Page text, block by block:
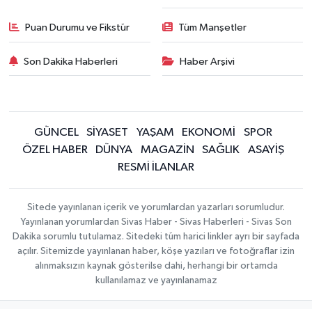
Puan Durumu ve Fikstür Tüm Manşetler
Son Dakika Haberleri Haber Arşivi
GÜNCEL SİYASET YAŞAM EKONOMİ
SPOR
ÖZEL HABER
DÜNYA MAGAZİN SAĞLIK
ASAYİŞ
RESMİ İLANLAR
Sitede yayınlanan içerik ve yorumlardan yazarları sorumludur.
Yayınlanan yorumlardan Sivas Haber - Sivas Haberleri - Sivas Son
Dakika sorumlu tutulamaz. Sitedeki tüm harici linkler ayrı bir sayfada
açılır. Sitemizde yayınlanan haber, köşe yazıları ve fotoğraflar izin
alınmaksızın kaynak gösterilse dahi, herhangi bir ortamda
kullanılamaz ve yayınlanamaz